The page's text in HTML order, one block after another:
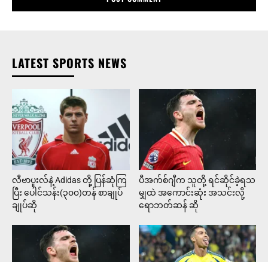
LATEST SPORTS NEWS
လီဗာပူးလ်နဲ့ Adidas တို့ ပြန်ဆုံကြ
ပြီး ပေါင်သန်း(၃၀၀)တန် စာချုပ်
ချုပ်ဆို
ပီအက်စ်ဂျီက သူတို့ ရင်ဆိုင်ခဲ့ရသ
မျှထဲ အကောင်းဆုံး အသင်းလို့
ရောဘတ်ဆန် ဆို